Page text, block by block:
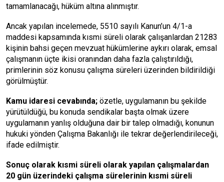
tamamlanacağı, hüküm altına alınmıştır.
Ancak yapılan incelemede, 5510 sayılı Kanun’un 4/1-a
maddesi kapsamında kısmi süreli olarak çalışanlardan 21283
kişinin bahsi geçen mevzuat hükümlerine aykırı olarak, emsal
çalışmanın üçte ikisi oranından daha fazla çalıştırıldığı,
primlerinin söz konusu çalışma süreleri üzerinden bildirildiği
görülmüştür.
Kamu idaresi cevabında; özetle, uygulamanın bu şekilde
yürütüldüğü, bu konuda sendikalar başta olmak üzere
uygulamanın yanlış olduğuna dair bir talep olmadığı, konunun
hukuki yönden Çalışma Bakanlığı ile tekrar değerlendirileceği,
ifade edilmiştir.
Sonuç olarak kısmi süreli olarak yapılan çalışmalardan
20 gün üzerindeki çalışma sürelerinin kısmi süreli